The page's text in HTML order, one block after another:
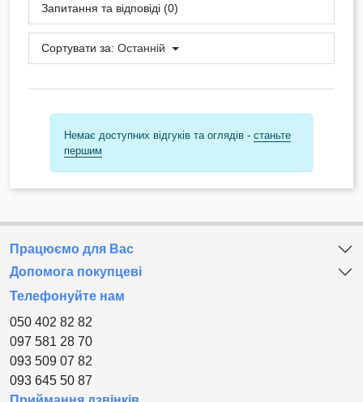
Запитання та відповіді (0)
Сортувати за: Останній
Немає доступних відгуків та оглядів - станьте
першим
Працюємо для Вас
Допомога покупцеві
Телефонуйте нам
050 402 82 82
097 581 28 70
093 509 07 82
093 645 50 87